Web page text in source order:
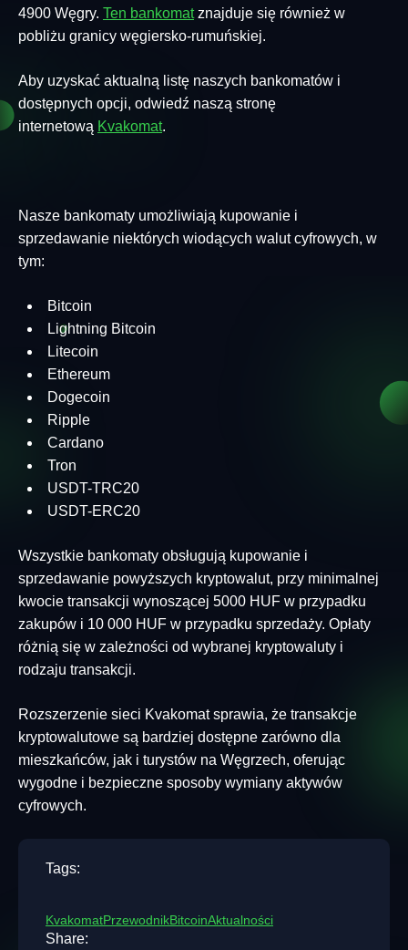
4900 Węgry. Ten bankomatznajduje się również w
pobliżu granicy węgiersko-rumuńskiej.
Aby uzyskać aktualną listę naszych bankomatów i
dostępnych opcji, odwiedź naszą stronę
internetową Kvakomat.
Nasze bankomaty umożliwiają kupowanie i
sprzedawanie niektórych wiodących walut cyfrowych, w
tym:
Bitcoin
Lightning Bitcoin
Litecoin
Ethereum
Dogecoin
Ripple
Cardano
Tron
USDT-TRC20
USDT-ERC20
Wszystkie bankomaty obsługują kupowanie i
sprzedawanie powyższych kryptowalut, przy minimalnej
kwocie transakcji wynoszącej 5000 HUF w przypadku
zakupów i 10 000 HUF w przypadku sprzedaży. Opłaty
różnią się w zależności od wybranej kryptowaluty i
rodzaju transakcji.
Rozszerzenie sieci Kvakomat sprawia, że ​​transakcje
kryptowalutowe są bardziej dostępne zarówno dla
mieszkańców, jak i turystów na Węgrzech, oferując
wygodne i bezpieczne sposoby wymiany aktywów
cyfrowych.
Tags:
KvakomatPrzewodnikBitcoinAktualności
Share: